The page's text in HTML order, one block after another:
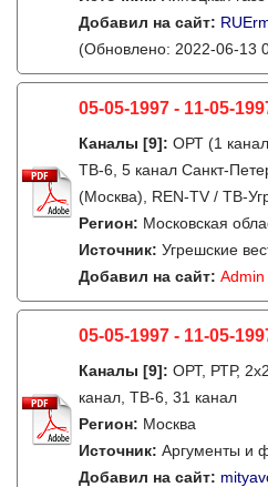
Добавил на сайт:
(Обновлено: 2022-06-13
05-05-1997 - 11-05-
Каналы [9]: ОРТ (1
ТВ-6, 5 канал Санкт-
(Москва), REN-TV / ТВ-
Регион: Московская
Источник: Угрешские
Добавил на сайт: Admin
05-05-1997 - 11-05-
Каналы [9]: ОРТ, РТР,
канал, ТВ-6, 31 канал
Регион: Москва
Источник: Аргументы и
Добавил на сайт: